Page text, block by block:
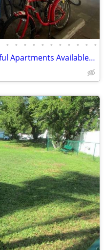
• • • • • • • • • • •
🌴 Move to Key West – Beautiful Apartments Available Now!